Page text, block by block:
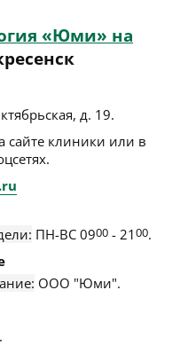
«Юми» на
д. 19.
сайте клиники или в
ПН-ВС 0900 - 2100.
ООО "Юми".